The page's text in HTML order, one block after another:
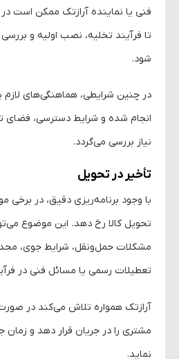
فنی یا نماینده آرازتک ممکن است
تا فرآیند تخلیه، نصب اولیه و
شود.
در چنین شرایطی، هماهنگی‌های لازم
انجام شده و شرایط دسترسی، فضای
نیاز بررسی می‌گردد.
تأخیر در تحویل
با وجود برنامه‌ریزی دقیق، در برخی
تحویل کالا رخ دهد. این موضوع
مشکلات حمل‌ونقل، شرایط جوی،
تعطیلات رسمی یا مسائل فنی در
آرازتک همواره تلاش می‌کند در صورت
مشتری را در جریان قرار دهد و زمان
نماید.